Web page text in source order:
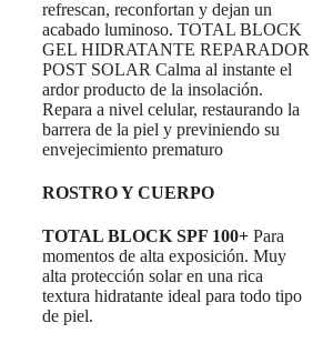
refrescan, reconfortan y dejan un
acabado luminoso. TOTAL BLOCK
GEL HIDRATANTE REPARADOR
POST SOLAR Calma al instante el
ardor producto de la insolación.
Repara a nivel celular, restaurando la
barrera de la piel y previniendo su
envejecimiento prematuro
ROSTRO Y CUERPO
TOTAL BLOCK SPF 100+ Para
momentos de alta exposición. Muy
alta protección solar en una rica
textura hidratante ideal para todo tipo
de piel.